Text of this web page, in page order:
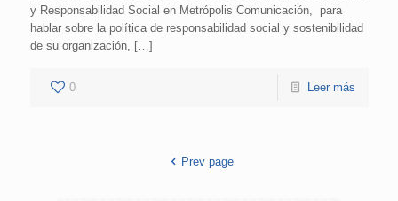
y Responsabilidad Social en Metrópolis Comunicación, para
hablar sobre la política de responsabilidad social y sostenibilidad
de su organización, […]
0 Leer más
Prev page